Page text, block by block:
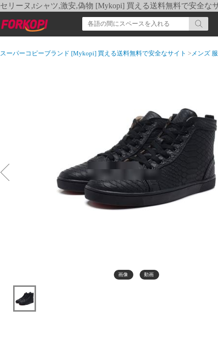
セリーヌ,tシャツ,激安,偽物 [Mykopi] 買える送料無料で安全な
スーパーコピーブランド [Mykopi] 買える送料無料で安全なサイト >メンズ 服
画像 動画